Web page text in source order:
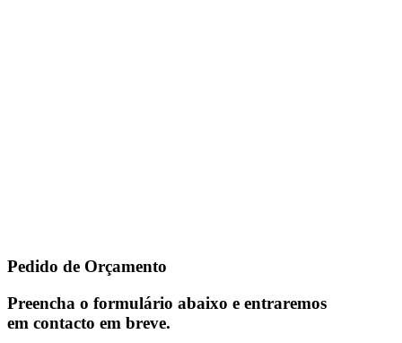
Pedido de Orçamento
Preencha o formulário abaixo e entraremos
em contacto em breve.